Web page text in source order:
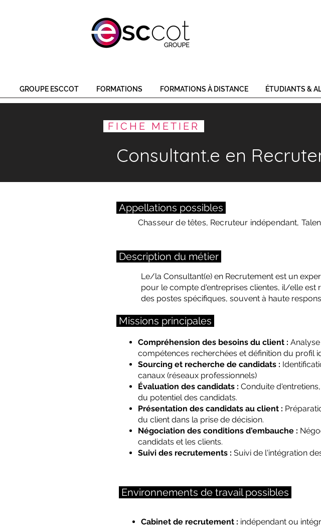
GROUPE ESCCOT FORMATIONS FORMATIONS À DISTANCE ÉTUDIANTS &
FICHE METIER
Consultant.e en
Appellations possibles
Chasseur de têtes, Recruteur indépendant,
Description du métier
Le/la Consultant(e) en Recrutement est un
pour le compte d'entreprises clientes, il/elle
des postes spécifiques, souvent à haute
Missions principales
Compréhension des besoins du client :
compétences recherchées et définition du profil
Sourcing et recherche de candidats :
canaux (réseaux professionnels)
Évaluation des candidats : Conduite
du potentiel des candidats.
Présentation des candidats au client :
du client dans la prise de décision.
Négociation des conditions d'embauche :
candidats et les clients.
Suivi des recrutements : Suivi de l'intégration
Environnements de travail possibles
Cabinet de recrutement : indépendant ou